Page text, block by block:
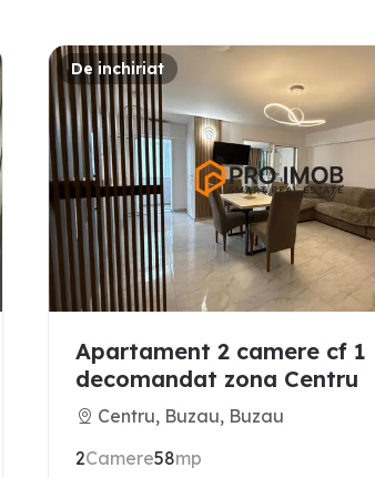
De inchiriat
Apartament 2 camere cf 1
decomandat zona Centru
Centru, Buzau, Buzau
2Camere58mp